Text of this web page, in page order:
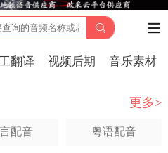
翻译 视频后期 音乐素材
更多>
配音 粤语配音